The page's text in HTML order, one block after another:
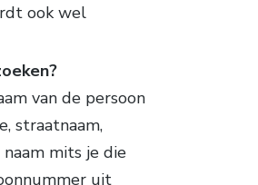
ook wel
van de persoon
straatnaam,
mits je die
uit